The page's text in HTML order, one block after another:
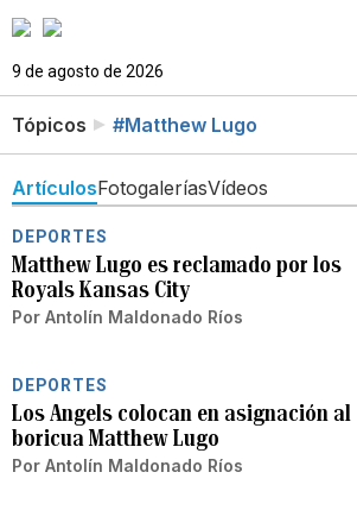
9 de agosto de 2026
Tópicos #Matthew Lugo
ArtículosFotogaleríasVídeos
DEPORTES
Matthew Lugo es reclamado por los
Royals Kansas City
Por Antolín Maldonado Ríos
DEPORTES
Los Angels colocan en asignación al
boricua Matthew Lugo
Por Antolín Maldonado Ríos